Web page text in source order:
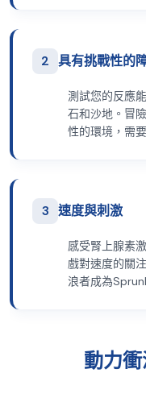
2 具有挑戰性的
測試您的反應
石和沙地。冒
性的環境，需
3 速度與刺激
感受腎上腺素
戲對速度的關
浪者成為
動力